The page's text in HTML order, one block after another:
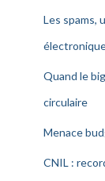
Les spams,
Quand le
circulaire
Menace
CNIL :